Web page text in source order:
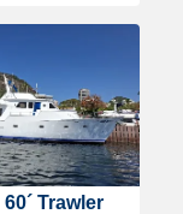
Trawler